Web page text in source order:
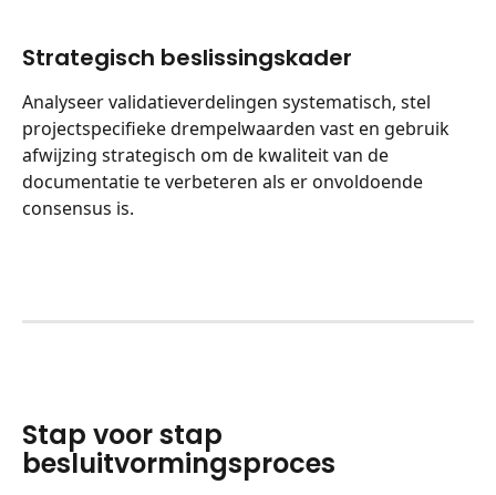
Strategisch beslissingskader
Analyseer validatieverdelingen systematisch, stel
projectspecifieke drempelwaarden vast en gebruik
afwijzing strategisch om de kwaliteit van de
documentatie te verbeteren als er onvoldoende
consensus is.
Stap voor stap
besluitvormingsproces